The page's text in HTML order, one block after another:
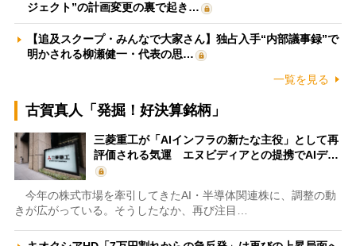
ジェクト”の計画変更の裏で起き…
【追及スクープ・みんなで大家さん】独占入手“内部議事録”で
明かされる柳瀬健一・代表の思…
一覧を見る
古賀真人「発掘！好決算銘柄」
三菱重工が「AIインフラの新たな主役」として再
評価される気運 エヌビディアとの提携でAIデ…
今年の株式市場を牽引してきたAI・半導体関連株に、調整の動
きが広がっている。そうしたなか、再び注目…